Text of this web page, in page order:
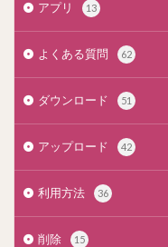
アプリ 13
よくある質問 62
ダウンロード 51
アップロード 42
利用方法 36
削除 15